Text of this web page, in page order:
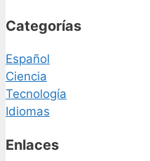
Categorías
Español
Ciencia
Tecnología
Idiomas
Enlaces